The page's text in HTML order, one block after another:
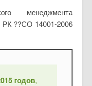
менеджмента
РК ??СО 14001-2006
годов,